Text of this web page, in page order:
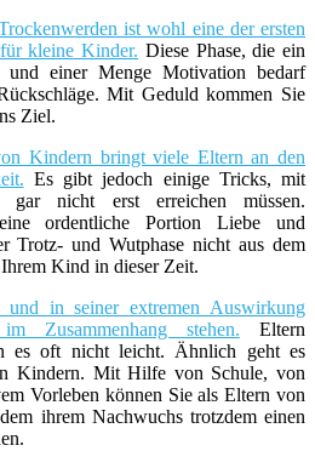
ist wohl eine der ersten
kleine Kinder. Diese Phase, die ein
und einer Menge Motivation bedarf
Mit Geduld kommen Sie
Ziel.
Kindern bringt viele Eltern an den
Es gibt jedoch einige Tricks, mit
gar nicht erst erreichen müssen.
ordentliche Portion Liebe und
Trotz- und Wutphase nicht aus dem
Kind in dieser Zeit.
und in seiner extremen Auswirkung
Zusammenhang stehen. Eltern
es oft nicht leicht. Ähnlich geht es
Kindern. Mit Hilfe von Schule, von
Vorleben können Sie als Eltern von
ihrem Nachwuchs trotzdem einen